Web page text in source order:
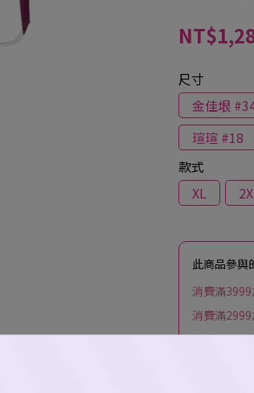
尺寸
金佳垠
瑄瑄 #18
款式
XL
此商品參與
消費滿
消費滿
消費滿